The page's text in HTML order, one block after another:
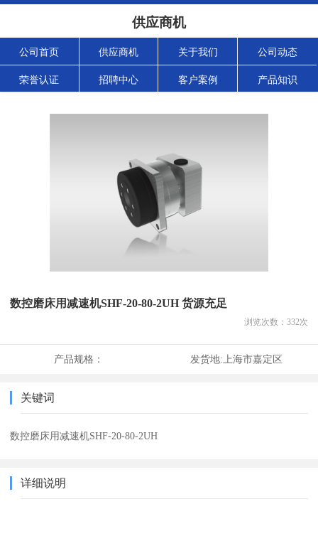
供应商机
公司首页 供应商机 关于我们 公司动态
荣誉认证 招聘中心 客户案例 产品知识
数控磨床用减速机SHF-20-80-2UH 货源充足
浏览次数： 332次
产品规格： 发货地: 上海市嘉定区
关键词
数控磨床用减速机SHF-20-80-2UH
详细说明